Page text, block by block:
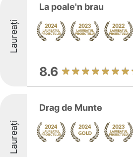
Laureați
La poale'n brau
8.6
Laureați
Drag de Munte